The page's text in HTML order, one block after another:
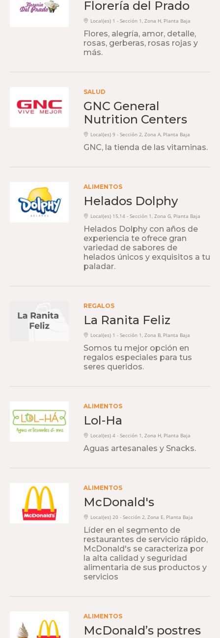
Florería del Prado
Local(es) 1 - Sección 1, Zona H, Planta Baja
Flores, alegría, amor, detalle,
rosas, gerberas, rosas rojas y
más.
SALUD
GNC General
Nutrition Centers
Local(es) 9 - Sección 2, Zona A, Planta Baja
GNC, la tienda de las vitaminas.
ALIMENTOS
Helados Dolphy
Local(es) 15,14 - Sección 1, Zona G, Planta Baja
Helados Dolphy con años de
experiencia te ofrece gran
variedad de sabores de
helados únicos y exquisitos a tu
paladar.
REGALOS
La Ranita Feliz
Local(es) 1 - Sección 1, Zona B, Planta Baja
Somos tu mejor opción en
regalos especiales para tus
seres queridos.
ALIMENTOS
Lol-Ha
Local(es) 4 - Sección 1, Zona H, Planta Baja
Aguas artesanales y Snacks.
ALIMENTOS
McDonald's
Local(es) 20 - Sección 2, Zona E, Planta Baja
Líder en el segmento de
restaurantes de servicio rápido,
McDonald's se caracteriza por
la alta calidad y seguridad
alimentaria de sus productos y
servicios
ALIMENTOS
McDonald’s postres